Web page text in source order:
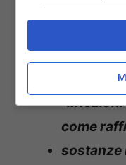
Quindi gli
allo
legge sul sito
come
sostanze